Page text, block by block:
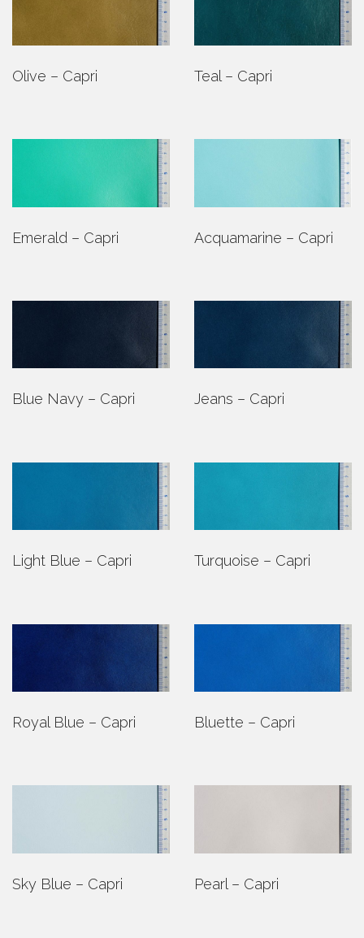
Olive – Capri Teal – Capri
Emerald – Capri Acquamarine – Capri
Blue Navy – Capri Jeans – Capri
Light Blue – Capri Turquoise – Capri
Royal Blue – Capri Bluette – Capri
Sky Blue – Capri Pearl – Capri